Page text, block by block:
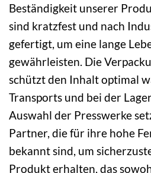
Beständigkeit unserer
sind kratzfest und nach
gefertigt, um eine lange
gewährleisten. Die
schützt den Inhalt optimal
Transports und bei der
Auswahl der Presswerke
Partner, die für ihre hohe
bekannt sind, um
Produkt erhalten, das